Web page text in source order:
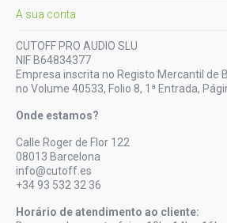
A sua conta
CUTOFF PRO AUDIO SLU
NIF B64834377
Empresa inscrita no Registo Mercantil de
no Volume 40533, Folio 8, 1ª Entrada,
Onde estamos?
Calle Roger de Flor 122
08013 Barcelona
info@cutoff.es
+34 93 532 32 36
Horário de atendimento ao cliente: